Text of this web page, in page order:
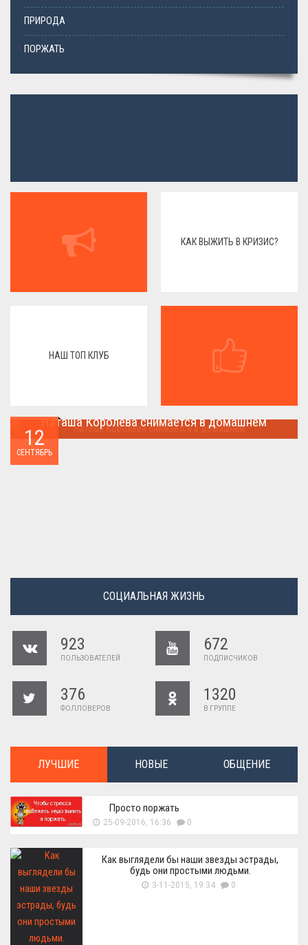
ПРИРОДА
ПОРЖАТЬ
КАК ВЫЖИТЬ В КРИЗИС?
НАШ ТОП КЛУБ
12
СЕНТЯБРЬ
Наташа Королева снимается в домашнем
СОЦИАЛЬНАЯ ЖИЗНЬ
923
ПОЛЬЗОВАТЕЛЕЙ
672
ПОДПИСЧИКОВ
376
ФОЛЛОВЕРОВ
1320
В ГРУППЕ
ЛУЧШИЕ НОВЫЕ ОБЩЕНИЕ
Просто поржать
25-09-2016, 16:36 0
Как выглядели бы наши звезды эстрады,
будь они простыми людьми.
3-11-2015, 19:34 0